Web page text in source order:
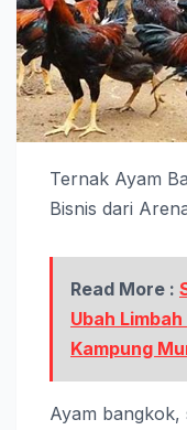
Ternak Ayam
Bisnis dari
Read More :
Ubah
Kampung
Ayam bangkok,